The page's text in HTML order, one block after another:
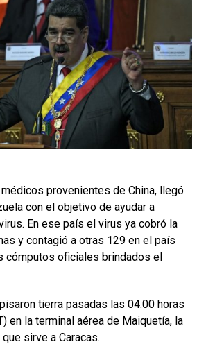
provenientes de China, llegó
con el objetivo de ayudar a
En ese país el virus ya cobró la
y contagió a otras 129 en el país
cómputos oficiales brindados el
tierra pasadas las 04.00 horas
en la terminal aérea de Maiquetía, la
sirve a Caracas.